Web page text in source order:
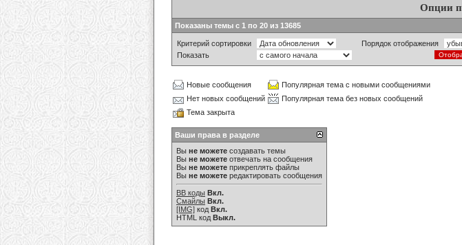
Опции
Показаны темы с 1 по 20 из 13685
Критерий сортировки
Порядок отображения
Показать
Новые сообщения
Популярная тема с новыми сообщениями
Нет новых сообщений
Популярная тема без новых сообщений
Тема закрыта
Ваши права в разделе
Вы не можете создавать темы
Вы не можете отвечать на сообщения
Вы не можете прикреплять файлы
Вы не можете редактировать сообщения
BB коды Вкл.
Смайлы Вкл.
[IMG] код Вкл.
HTML код Выкл.